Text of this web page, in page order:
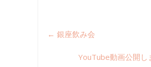
← 銀座飲み会
YouTube動画公開し